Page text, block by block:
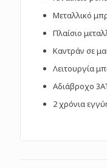
Μεταλλικό
Πλαίσιο
Καντράν σε
Λειτουργία
Αδιάβροχο
2 χρόνια